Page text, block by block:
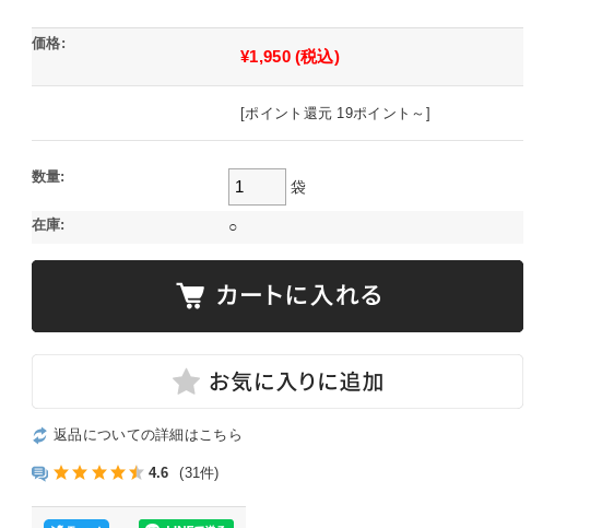
価格:
¥1,950 (税込)
[ポイント還元 19ポイント～]
数量:
袋
在庫: ○
返品についての詳細はこちら
4.6 (31件)